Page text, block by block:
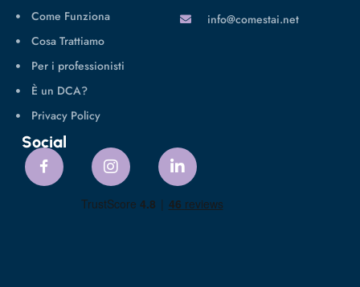
Come Funziona
Cosa Trattiamo
Per i professionisti
È un DCA?
Privacy Policy
info@comestai.net
Social